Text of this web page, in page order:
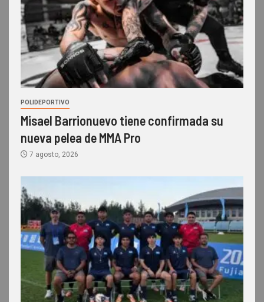
POLIDEPORTIVO
Misael Barrionuevo tiene confirmada su
nueva pelea de MMA Pro
7 agosto, 2026